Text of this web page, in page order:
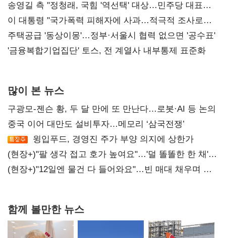
리모델링' 제안
송영길 측 "정청래, 국힘 '역선택' 대상…민주당 대표로
총선 지휘 못해"
이 대통령 "국가폭력 피해자에 사과…적극적 조사로
진실 밝혀야"
주택공급 '동상이몽'…정부·서울시 협력 없으면 '공수표'
'금융복합기업집단' 토스, 전 계열사 내부통제 표준화
많이 본 뉴스
구광모-젠슨 황, 두 달 만에 또 만난다…로봇·AI 등 논의
중국 이어 대만도 설비투자…메모리 ‘삼국전쟁’
윙입푸드, 경영진 주가 부양 의지에 상한가
(현장+)"팔 생각 접고 호가 높여요"…'덜 똘똘한 한 채'
20억 키맞추기
(현장+)"12일엔 물건 다 들어와요"…빈 매대 채우며 문
함께 볼만한 뉴스